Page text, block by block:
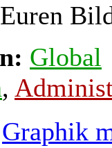
Global
,
Graphik